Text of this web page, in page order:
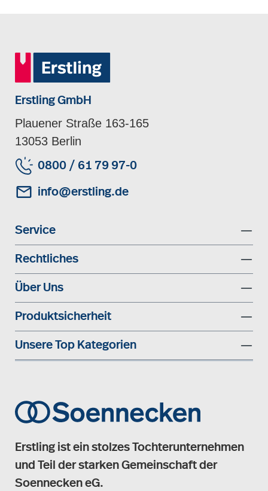
Erstling GmbH
Plauener Straße 163-165
13053 Berlin
0800 / 61 79 97-0
info@erstling.de
Service
Rechtliches
Über Uns
Produktsicherheit
Unsere Top Kategorien
Erstling ist ein stolzes Tochterunternehmen
und Teil der starken Gemeinschaft der
Soennecken eG.